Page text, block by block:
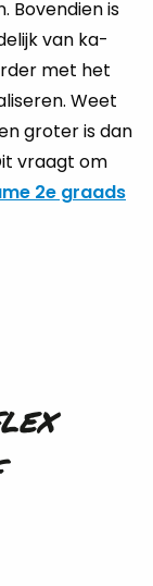
Bo­ven­dien is
van ka­
met het
Weet
gro­ter is dan
vraagt om
2e graads